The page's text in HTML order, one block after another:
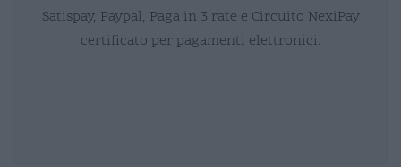
Satispay, Paypal, Paga in 3 rate e Circuito NexiPay
certificato per pagamenti elettronici.